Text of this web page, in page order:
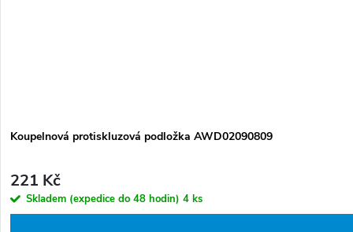
Koupelnová protiskluzová podložka AWD02090809
221 Kč
Skladem (expedice do 48 hodin) 4 ks